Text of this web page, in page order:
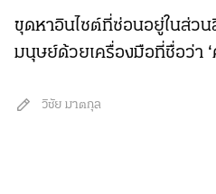
ขุดหาอินไซต์ที่ซ่อนอยู่ในส่วน
มนุษย์ด้วยเครื่องมือที่ชื่อว่า ‘
วิชัย มาตกุล